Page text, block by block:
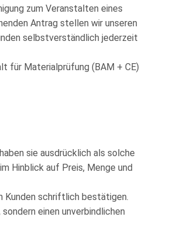
zum Veranstalten eines
Antrag stellen wir unseren
selbstverständlich jederzeit
für Materialprüfung (BAM + CE)
sie ausdrücklich als solche
Hinblick auf Preis, Menge und
Kunden schriftlich bestätigen.
einen unverbindlichen